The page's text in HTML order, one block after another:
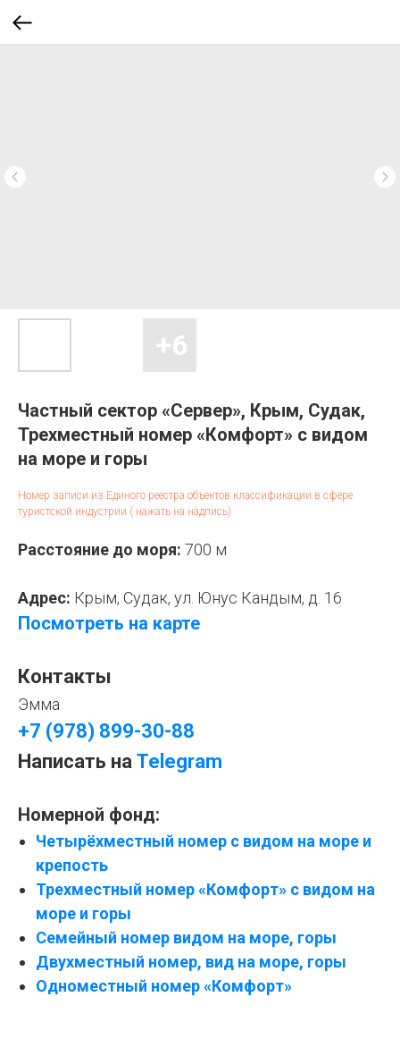
Частный сектор «Сервер», Крым, Судак,
Трехместный номер «Комфорт» с видом
на море и горы
Номер записи из Единого реестра объектов классификации в сфере
туристской индустрии ( нажать на надпись)
Расстояние до моря: 700 м
Адрес: Крым, Судак, ул. Юнус Кандым, д. 16
Посмотреть на карте
Контакты
Эмма
+7 (978) 899-30-88
Написать на Telegram
Номерной фонд:
Четырёхместный номер с видом на море и
крепость
Трехместный номер «Комфорт» с видом на
море и горы
Семейный номер видом на море, горы
Двухместный номер, вид на море, горы
Одноместный номер «Комфорт»